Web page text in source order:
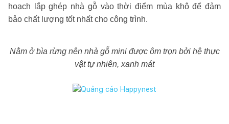
hoạch lắp ghép nhà gỗ vào thời điểm mùa khô để đảm
bảo chất lượng tốt nhất cho công trình.
Nằm ở bìa rừng nên nhà gỗ mini được ôm trọn bởi hệ thực
vật tự nhiên, xanh mát